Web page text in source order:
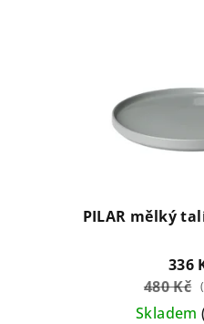
PILAR mělký
336
480 Kč
Skladem